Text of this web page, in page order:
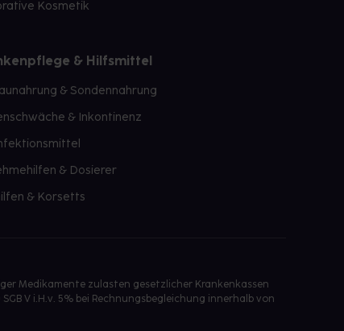
Kosmetik
& Hilfsmittel
& Sondennahrung
& Inkontinenz
& Dosierer
& Korsetts
Medikamente zulasten gesetzlicher Krankenkassen
V i.H.v. 5% bei Rechnungsbegleichung innerhalb von